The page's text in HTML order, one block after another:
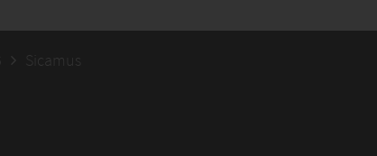
Sicamus